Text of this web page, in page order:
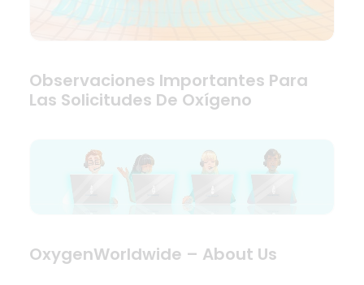
Observaciones Importantes Para
Las Solicitudes De Oxígeno
OxygenWorldwide – About Us